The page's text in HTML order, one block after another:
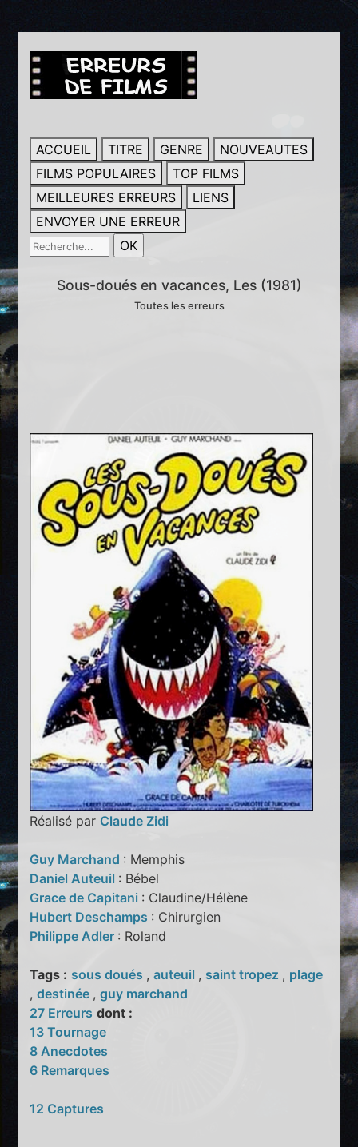
ACCUEIL TITRE GENRE
NOUVEAUTES
FILMS POPULAIRES
TOP FILMS
MEILLEURES ERREURS
LIENS
ENVOYER UNE ERREUR
Sous-doués en vacances, Les (1981)
Toutes les erreurs
Réalisé par Claude Zidi
Guy Marchand : Memphis
Daniel Auteuil : Bébel
Grace de Capitani : Claudine/Hélène
Hubert Deschamps : Chirurgien
Philippe Adler : Roland
Tags : sous doués ,auteuil , saint tropez , plage
,destinée ,guy marchand
27 Erreurs dont :
13 Tournage
8 Anecdotes
6 Remarques
12 Captures